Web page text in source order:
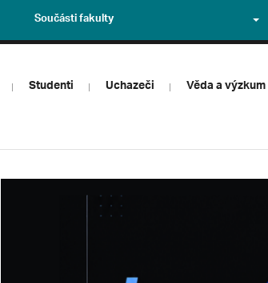
Součásti fakulty
Studenti Uchazeči Věda a výzkum